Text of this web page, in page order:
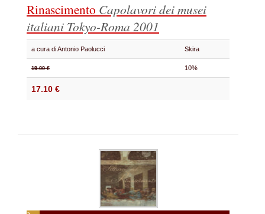
Rinascimento Capolavori dei musei
italiani Tokyo-Roma 2001
a cura di Antonio Paolucci Skira
19.00 € 10%
17.10 €